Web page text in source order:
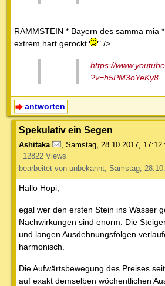
RAMMSTEIN * Bayern des samma mia
extrem hart gerockt
" />
https://
?v=h5PM3oYeKy8
antworten
Spekulativ ein Segen
Ashitaka Samstag, 28.10.2017, 17:12
12822 Views
bearbeitet von unbekannt, Samstag,
Hallo Hopi,
egal wer den ersten Stein ins Wasser
Nachwirkungen sind enorm. Die
und langen Ausdehnungsfolgen
harmonisch.
Die Aufwärtsbewegung des Preises
auf exakt demselben wöchentlichen